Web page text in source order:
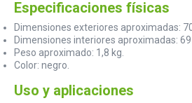
Especificaciones físicas
Dimensiones exteriores aproximadas:
Dimensiones interiores aproximadas: 69
Peso aproximado: 1,8 kg.
Color: negro.
Uso y aplicaciones